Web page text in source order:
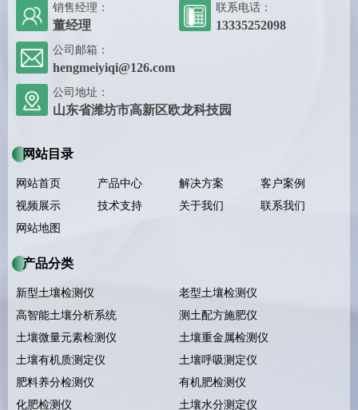
销售经理：
董经理
联系电话：
13335252098
公司邮箱：
hengmeiyiqi@126.com
公司地址：
山东省潍坊市高新区欧龙科技园
网站目录
网站首页 产品中心 解决方案
客户案例
视频展示
技术支持 关于我们
联系我们
网站地图
产品分类
新型土壤检测仪
老型土壤检测仪
高智能土壤分析系统
测土配方施肥仪
土壤微量元素检测仪
土壤重金属检测仪
土壤有机质测定仪
土壤呼吸测定仪
肥料养分检测仪
有机肥检测仪
化肥检测仪
土壤水分测定仪